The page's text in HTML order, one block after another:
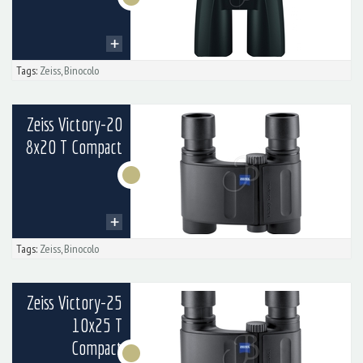
Tags: Zeiss,Binocolo
Zeiss Victory-20
8x20 T Compact
Tags: Zeiss,Binocolo
Zeiss Victory-25
10x25 T
Compact